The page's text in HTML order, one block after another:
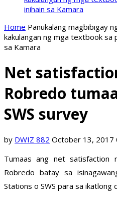
inihain sa Kamara
Home Panukalang magbibigay
kakulangan ng mga textbook sa
sa Kamara
Net
Robredo
SWS survey
by DWIZ 882 October 13, 2017
Tumaas ang net satisfaction
Robredo batay sa
Stations o SWS para sa ikatlong